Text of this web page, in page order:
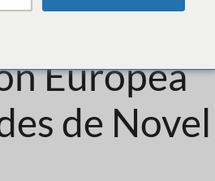
la
Europea
de Novel